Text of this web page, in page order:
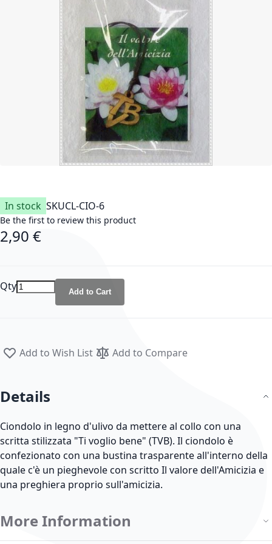
In stock SKUCL-CIO-6
Be the first to review this product
2,90 €
Qty Add to Cart
Add to Wish List Add to Compare
Details
Ciondolo in legno d'ulivo da mettere al collo con una
scritta stilizzata "Ti voglio bene" (TVB). Il ciondolo è
confezionato con una bustina trasparente all'interno della
quale c'è un pieghevole con scritto Il valore dell'Amicizia e
una preghiera proprio sull'amicizia.
More Information